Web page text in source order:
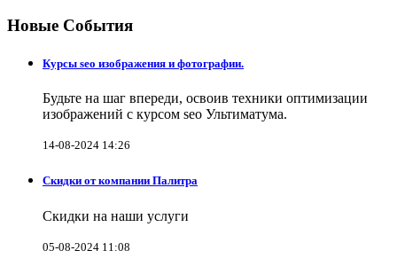
Новые События
Курсы seo изображения и фотографии.
Будьте на шаг впереди, освоив техники оптимизации
изображений с курсом seo Ультиматума.
14-08-2024 14:26
Скидки от компании Палитра
Скидки на наши услуги
05-08-2024 11:08